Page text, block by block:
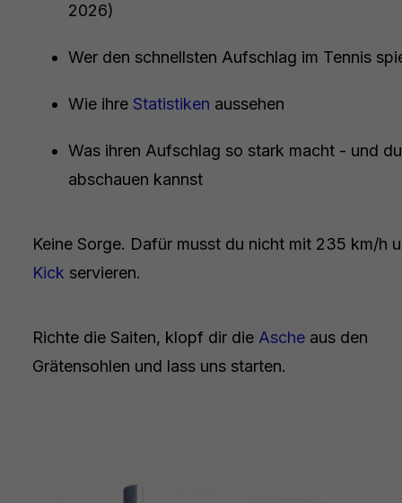
2026)
Wer den schnellsten Aufschlag im Tennis
Wie ihre Statistiken aussehen
Was ihren Aufschlag so stark macht - und
abschauen kannst
Keine Sorge. Dafür musst du nicht mit 235 km/h
Kick servieren.
Richte die Saiten, klopf dir die Ascheaus den
Grätensohlen und lass uns starten.